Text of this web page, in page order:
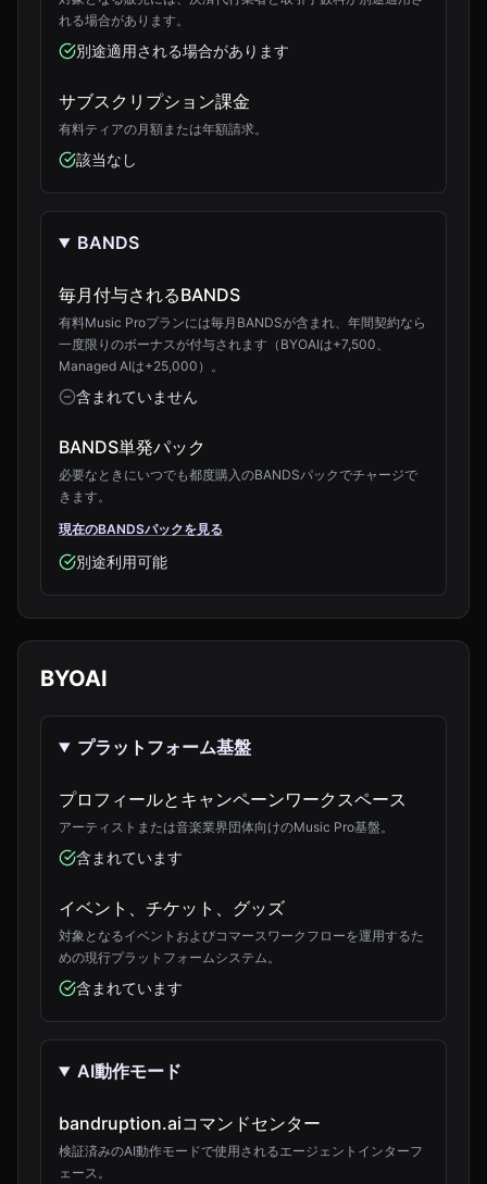
れる場合があります。
別途適用される場合があります
サブスクリプション課金
有料ティアの月額または年額請求。
該当なし
BANDS
毎月付与されるBANDS
有料Music Proプランには毎月BANDSが含まれ、年間契約なら
一度限りのボーナスが付与されます（BYOAIは+7,500、
Managed AIは+25,000）。
含まれていません
BANDS単発パック
必要なときにいつでも都度購入のBANDSパックでチャージで
きます。
現在のBANDSパックを見る
別途利用可能
BYOAI
プラットフォーム基盤
プロフィールとキャンペーンワークスペース
アーティストまたは音楽業界団体向けのMusic Pro基盤。
含まれています
イベント、チケット、グッズ
対象となるイベントおよびコマースワークフローを運用するた
めの現行プラットフォームシステム。
含まれています
AI動作モード
bandruption.aiコマンドセンター
検証済みのAI動作モードで使用されるエージェントインターフ
ェース。